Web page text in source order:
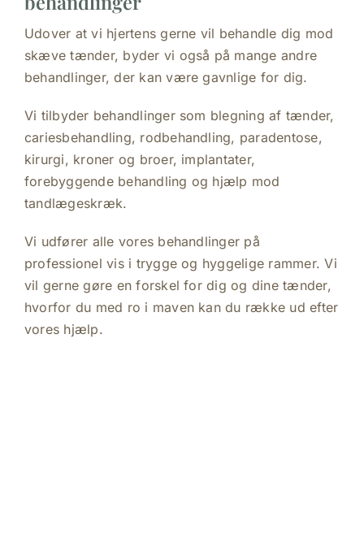
Udover at vi hjertens gerne vil behandle dig mod
skæve tænder, byder vi også på mange andre
behandlinger, der kan være gavnlige for dig.
Vi tilbyder behandlinger som blegning af tænder,
cariesbehandling, rodbehandling, paradentose,
kirurgi, kroner og broer, implantater,
forebyggende behandling og hjælp mod
tandlægeskræk.
Vi udfører alle vores behandlinger på
professionel vis i trygge og hyggelige rammer. Vi
vil gerne gøre en forskel for dig og dine tænder,
hvorfor du med ro i maven kan du række ud efter
vores hjælp.